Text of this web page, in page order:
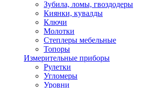
Зубила, ломы, гвоздодеры
Киянки, кувалды
Ключи
Молотки
Степлеры мебельные
Топоры
Измерительные приборы
Рулетки
Угломеры
Уровни